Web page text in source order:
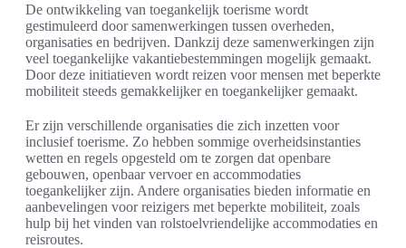
De ontwikkeling van toegankelijk toerisme wordt
gestimuleerd door samenwerkingen tussen overheden,
organisaties en bedrijven. Dankzij deze samenwerkingen zijn
veel toegankelijke vakantiebestemmingen mogelijk gemaakt.
Door deze initiatieven wordt reizen voor mensen met beperkte
mobiliteit steeds gemakkelijker en toegankelijker gemaakt.
Er zijn verschillende organisaties die zich inzetten voor
inclusief toerisme. Zo hebben sommige overheidsinstanties
wetten en regels opgesteld om te zorgen dat openbare
gebouwen, openbaar vervoer en accommodaties
toegankelijker zijn. Andere organisaties bieden informatie en
aanbevelingen voor reizigers met beperkte mobiliteit, zoals
hulp bij het vinden van rolstoelvriendelijke accommodaties en
reisroutes.